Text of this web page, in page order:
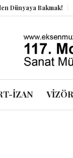
Semboller
İZAN VİZÖR